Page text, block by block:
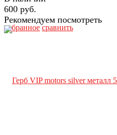
избранное сравнить
600 руб.
Рекомендуем посмотреть